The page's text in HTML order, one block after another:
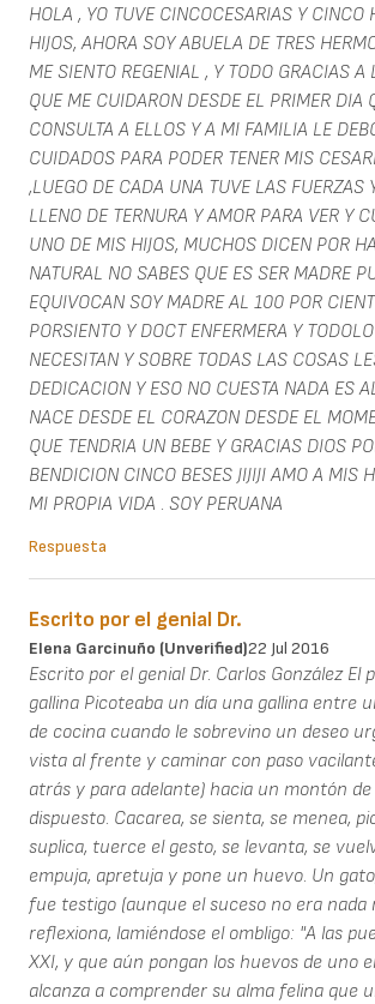
HOLA , YO TUVE CINCOCESARIAS Y CINCO
HIJOS, AHORA SOY ABUELA DE TRES
ME SIENTO REGENIAL , Y TODO GRACIAS A
QUE ME CUIDARON DESDE EL PRIMER DIA
CONSULTA A ELLOS Y A MI FAMILIA LE
CUIDADOS PARA PODER TENER MIS
,LUEGO DE CADA UNA TUVE LAS FUERZAS
LLENO DE TERNURA Y AMOR PARA VER Y
UNO DE MIS HIJOS, MUCHOS DICEN POR
NATURAL NO SABES QUE ES SER MADRE
EQUIVOCAN SOY MADRE AL 100 POR
PORSIENTO Y DOCT ENFERMERA Y
NECESITAN Y SOBRE TODAS LAS COSAS
DEDICACION Y ESO NO CUESTA NADA ES
NACE DESDE EL CORAZON DESDE EL
QUE TENDRIA UN BEBE Y GRACIAS DIOS
BENDICION CINCO BESES JIJIJI AMO A MIS
MI PROPIA VIDA . SOY PERUANA
Respuesta
Escrito por el genial Dr.
Elena Garcinuño (unverified)22 Jul 2016
Escrito por el genial Dr. Carlos González El
gallina Picoteaba un día una gallina entre
de cocina cuando le sobrevino un deseo
vista al frente y caminar con paso
atrás y para adelante) hacia un montón de
dispuesto. Cacarea, se sienta, se menea,
suplica, tuerce el gesto, se levanta, se
empuja, apretuja y pone un huevo. Un
fue testigo (aunque el suceso no era nada
reflexiona, lamiéndose el ombligo: "A las
XXI, y que aún pongan los huevos de uno
alcanza a comprender su alma felina que